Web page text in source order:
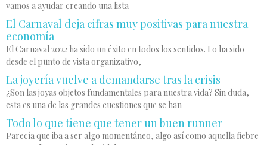
vamos a ayudar creando una lista
El Carnaval deja cifras muy positivas para nuestra
economía
El Carnaval 2022 ha sido un éxito en todos los sentidos. Lo ha sido
desde el punto de vista organizativo,
La joyería vuelve a demandarse tras la crisis
¿Son las joyas objetos fundamentales para nuestra vida? Sin duda,
esta es una de las grandes cuestiones que se han
Todo lo que tiene que tener un buen runner
Parecía que iba a ser algo momentáneo, algo así como aquella fiebre